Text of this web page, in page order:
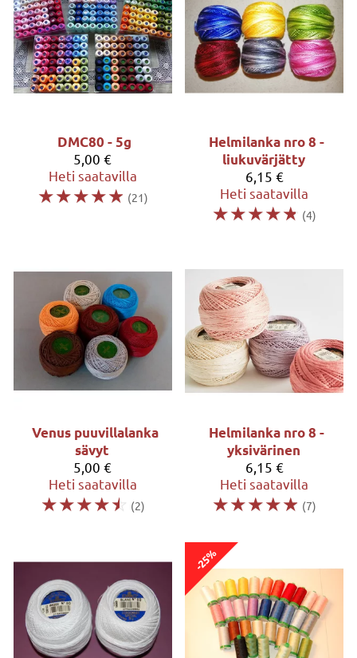
DMC80 - 5g
5,00 €
Heti saatavilla
☆☆☆☆☆ (21)
Helmilanka nro 8 -
liukuvärjätty
6,15 €
Heti saatavilla
☆☆☆☆☆ (4)
Venus puuvillalanka
sävyt
5,00 €
Heti saatavilla
☆☆☆☆☆ (2)
Helmilanka nro 8 -
yksivärinen
6,15 €
Heti saatavilla
☆☆☆☆☆ (7)
-25%